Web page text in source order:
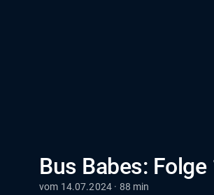
Bus Babes: Folge
vom 14.07.2024 · 88 min